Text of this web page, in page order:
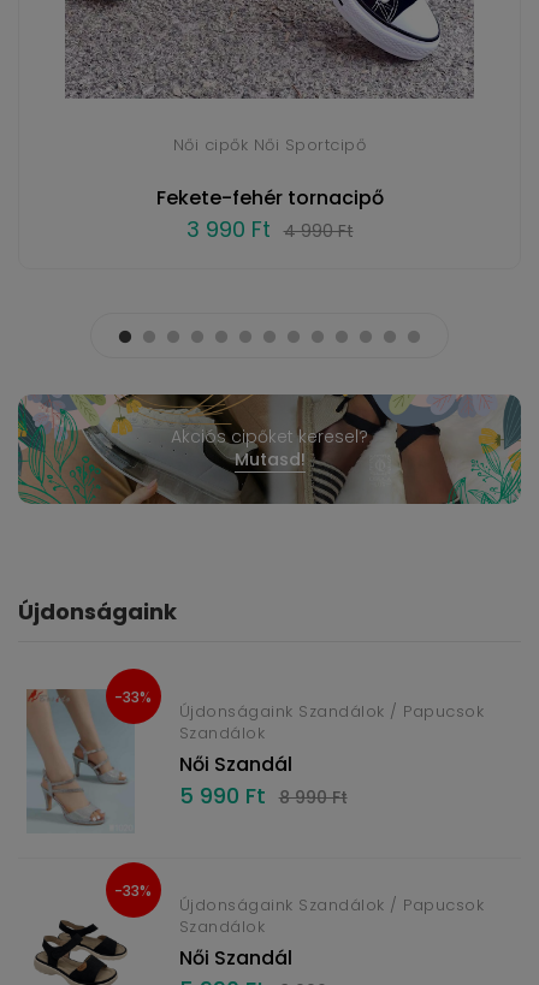
Női cipők Női Sportcipő
Fekete-fehér tornacipő
3 990 Ft 4 990 Ft
Akciós cipőket keresel?
Mutasd!
Újdonságaink
-33%
Újdonságaink Szandálok / Papucsok
Szandálok
Női Szandál
5 990 Ft 8 990 Ft
-33%
Újdonságaink Szandálok / Papucsok
Szandálok
Női Szandál